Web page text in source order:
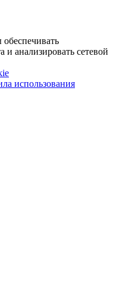
и анализировать сетевой
использования